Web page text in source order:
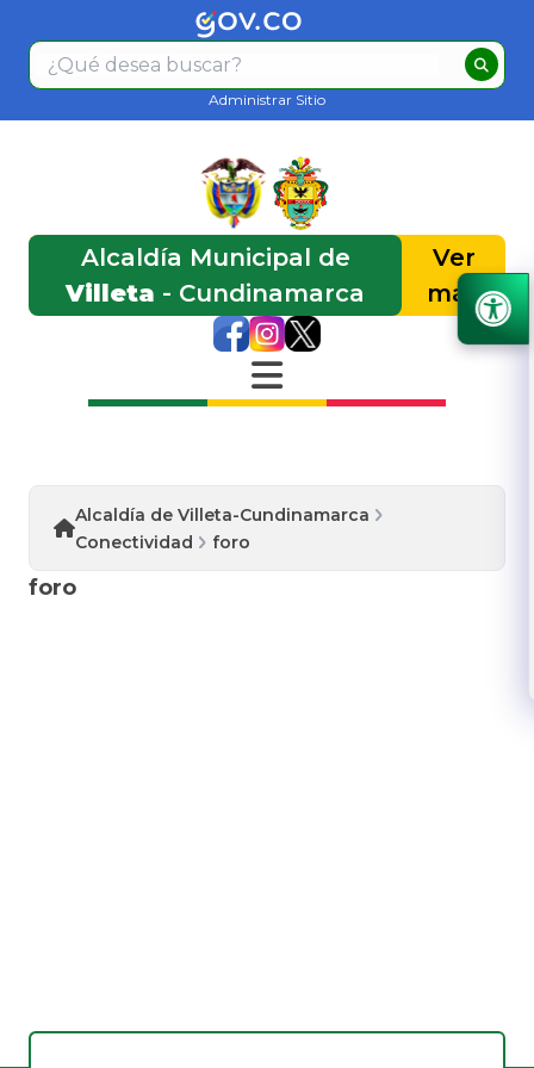
Administrar Sitio
Alcaldía Municipal de
Villeta - Cundinamarca
Ver
más
Alcaldía de Villeta-Cundinamarca
Conectividad
foro
foro